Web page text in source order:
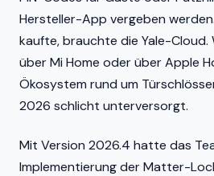
Hersteller-App vergeben
kaufte, brauchte die Yale-Cloud.
über Mi Home oder über Apple
Ökosystem rund um
2026 schlicht unterversorgt.
Mit Version 2026.4 hatte das
Implementierung der Matter-